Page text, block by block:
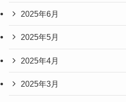
2025年6月
2025年5月
2025年4月
2025年3月